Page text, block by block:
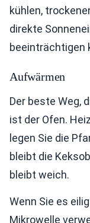
kühlen,
direkte
beeinträchtigen
Aufwärmen
Der beste Weg,
ist der Ofen.
legen Sie die
bleibt die
bleibt weich.
Wenn Sie es
Mikrowelle